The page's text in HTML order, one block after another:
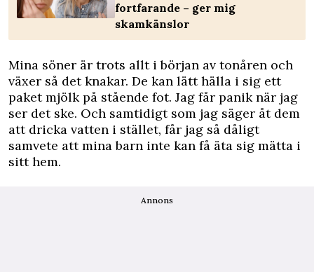
fortfarande – ger mig
skamkänslor
Mina söner är trots allt i början av tonåren och
växer så det knakar. De kan lätt hälla i sig ett
paket mjölk på stående fot. Jag får panik när jag
ser det ske. Och samtidigt som jag säger åt dem
att dricka vatten i stället, får jag så dåligt
samvete att mina barn inte kan få äta sig mätta i
sitt hem.
Annons